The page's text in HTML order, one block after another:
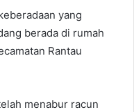
yang
berada di rumah
Rantau
menabur racun